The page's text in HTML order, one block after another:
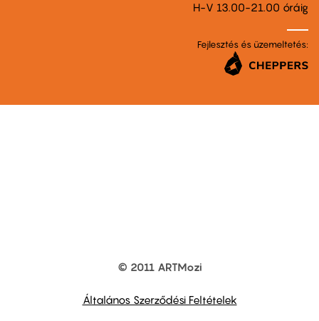
H-V 13.00-21.00 óráig
Fejlesztés és üzemeltetés:
© 2011 ARTMozi
Általános Szerződési Feltételek